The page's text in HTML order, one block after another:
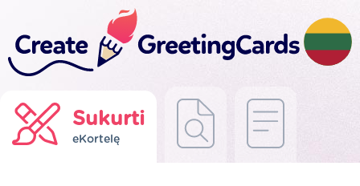
Sukurti
eKortelę